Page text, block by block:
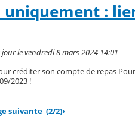
uniquement :
le vendredi 8 mars 2024 14:01
créditer son compte de repas Pour
2023 !
suivante (2/2)›